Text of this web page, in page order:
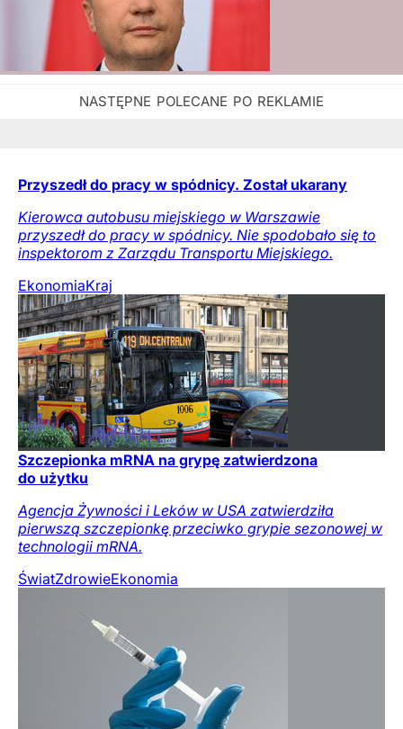
Przyszedł do pracy w spódnicy. Został ukarany
Kierowca autobusu miejskiego w Warszawie
przyszedł do pracy w spódnicy. Nie spodobało się to
inspektorom z Zarządu Transportu Miejskiego.
EkonomiaKraj
Szczepionka mRNA na grypę zatwierdzona
do użytku
Agencja Żywności i Leków w USA zatwierdziła
pierwszą szczepionkę przeciwko grypie sezonowej w
technologii mRNA.
ŚwiatZdrowieEkonomia